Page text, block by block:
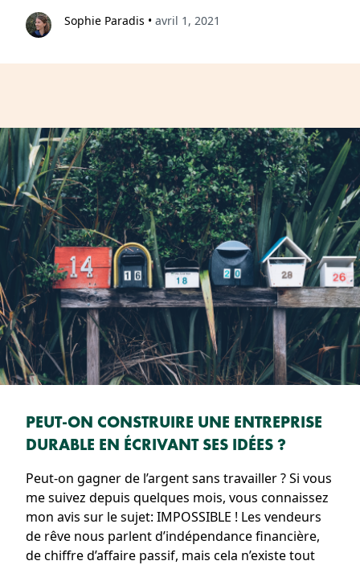
Sophie Paradis • avril 1, 2021
PEUT-ON CONSTRUIRE UNE ENTREPRISE
DURABLE EN ÉCRIVANT SES IDÉES ?
Peut-on gagner de l’argent sans travailler ? Si vous
me suivez depuis quelques mois, vous connaissez
mon avis sur le sujet: IMPOSSIBLE ! Les vendeurs
de rêve nous parlent d’indépendance financière,
de chiffre d’affaire passif, mais cela n’existe tout